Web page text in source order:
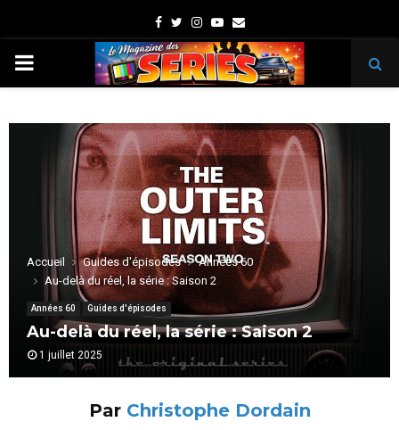
Facebook
TwitterInstagram
Youtube
Email
PRIMARY
Accueil Guides d'épisodes
Années 60
Au-delà du réel, la série : Saison 2
Années 60 Guides d'épisodes
Au-delà du réel, la série : Saison 2
1 juillet 2025
Par Christophe Dordain